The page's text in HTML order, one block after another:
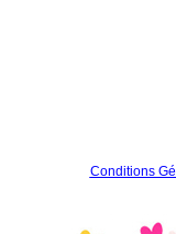
Conditions